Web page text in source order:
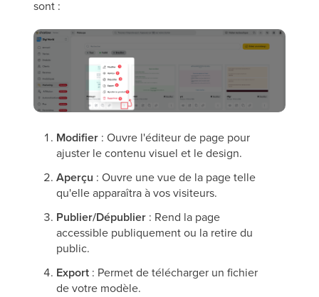
sont :
Modifier : Ouvre l'éditeur de page pour
ajuster le contenu visuel et le design.
Aperçu : Ouvre une vue de la page telle
qu'elle apparaîtra à vos visiteurs.
Publier/Dépublier : Rend la page
accessible publiquement ou la retire du
public.
Export : Permet de télécharger un fichier
de votre modèle.